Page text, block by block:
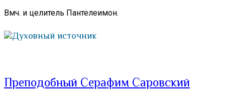
Вмч. и целитель Пантелеимон.
Духовный источник
Преподобный Серафим Саровский